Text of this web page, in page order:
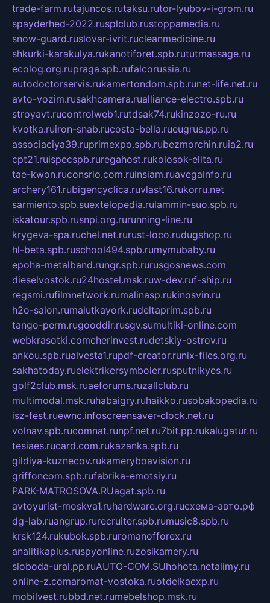
trade-farm.rutajuncos.rutaksu.rutor-lyubov-i-grom.ru
spayderhed-2022.rusplclub.rustoppamedia.ru
snow-guard.ruslovar-ivrit.rucleanmedicine.ru
shkurki-karakulya.rukanotiforet.spb.rututmassage.ru
ecolog.org.rupraga.spb.rufalcorussia.ru
autodoctorservis.rukamertondom.spb.runet-life.net.ru
avto-vozim.rusakhcamera.rualliance-electro.spb.ru
stroyavt.rucontrolweb1.rutdsak74.rukinzozo-ru.ru
kvotka.ruiron-snab.rucosta-bella.rueugrus.pp.ru
associaciya39.ruprimexpo.spb.rubezmorchin.ruia2.ru
cpt21.ruispecspb.ruregahost.rukolosok-elita.ru
tae-kwon.ruconsrio.com.ruinsiam.ruavegainfo.ru
archery161.rubigencyclica.ruvlast16.rukorru.net
sarmiento.spb.suextelopedia.rulammin-suo.spb.ru
iskatour.spb.rusnpi.org.rurunning-line.ru
krygeva-spa.ruchel.net.rurust-loco.rudugshop.ru
hl-beta.spb.ruschool494.spb.rumymubaby.ru
epoha-metalband.rungr.spb.rurusgosnews.com
dieselvostok.ru24hostel.msk.ruw-dev.ruf-ship.ru
regsmi.rufilmnetwork.rumalinasp.rukinosvin.ru
h2o-salon.rumalutkayork.rudeltaprim.spb.ru
tango-perm.rugooddir.rusgv.sumultiki-online.com
webkrasotki.comcherinvest.rudetskiy-ostrov.ru
ankou.spb.rualvesta1.rupdf-creator.runix-files.org.ru
sakhatoday.ruelektrikersymboler.rusputnikyes.ru
golf2club.msk.ruaeforums.ruzallclub.ru
multimodal.msk.ruhabaigry.ruhaikko.rusobakopedia.ru
isz-fest.ruewnc.infoscreensaver-clock.net.ru
volnav.spb.rucomnat.runpf.net.ru7bit.pp.rukalugatur.ru
tesiaes.rucard.com.rukazanka.spb.ru
gildiya-kuznecov.rukameryboavision.ru
griffoncom.spb.rufabrika-emotsiy.ru
PARK-MATROSOVA.RUagat.spb.ru
avtoyurist-moskva1.ruhardware.org.ruсхема-авто.рф
dg-lab.ruangrup.rurecruiter.spb.rumusic8.spb.ru
krsk124.rukubok.spb.ruromanofforex.ru
analitikaplus.ruspyonline.ruzosikamery.ru
sloboda-ural.pp.ruAUTO-COM.SUhohota.netalimy.ru
online-z.comaromat-vostoka.ruotdelkaexp.ru
mobilvest.rubbd.net.rumebelshop.msk.ru